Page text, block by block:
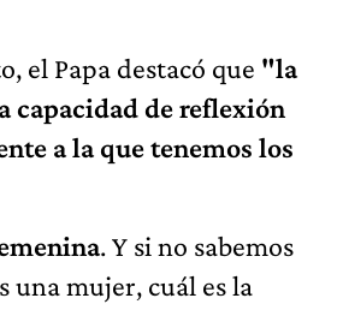
el Papa destacó que "la
capacidad de reflexión
a la que tenemos los
. Y si no sabemos
una mujer, cuál es la